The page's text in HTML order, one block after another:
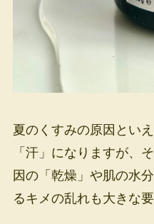
夏のくすみの原因とい
「汗」になりますが、
因の「乾燥」や肌の水
るキメの乱れも大きな